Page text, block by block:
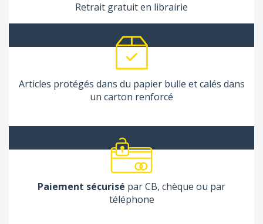
Retrait gratuit en librairie
Articles protégés dans du papier bulle et calés dans
un carton renforcé
Paiement sécurisé par CB, chèque ou par
téléphone